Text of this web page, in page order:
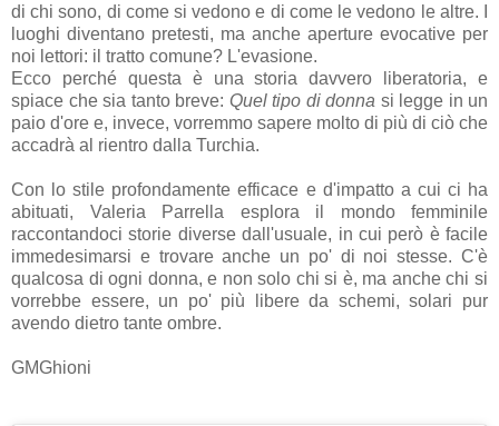
di chi sono, di come si vedono e di come le vedono le altre. I
luoghi diventano pretesti, ma anche aperture evocative per
noi lettori: il tratto comune? L'evasione.
Ecco perché questa è una storia davvero liberatoria, e
spiace che sia tanto breve: Quel tipo di donna si legge in un
paio d'ore e, invece, vorremmo sapere molto di più di ciò che
accadrà al rientro dalla Turchia.
Con lo stile profondamente efficace e d'impatto a cui ci ha
abituati, Valeria Parrella esplora il mondo femminile
raccontandoci storie diverse dall'usuale, in cui però è facile
immedesimarsi e trovare anche un po' di noi stesse. C'è
qualcosa di ogni donna, e non solo chi si è, ma anche chi si
vorrebbe essere, un po' più libere da schemi, solari pur
avendo dietro tante ombre.
GMGhioni